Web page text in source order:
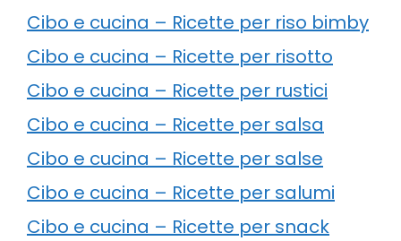
Cibo e cucina – Ricette per riso bimby
Cibo e cucina – Ricette per risotto
Cibo e cucina – Ricette per rustici
Cibo e cucina – Ricette per salsa
Cibo e cucina – Ricette per salse
Cibo e cucina – Ricette per salumi
Cibo e cucina – Ricette per snack